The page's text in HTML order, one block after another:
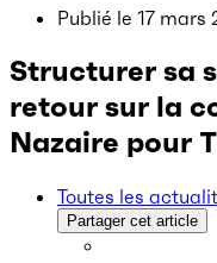
Publié le 17 mars
Structurer sa
retour sur la
Nazaire pour
Toutes les
Partager cet article